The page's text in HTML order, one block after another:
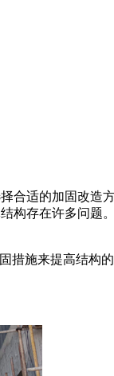
合适的加固改造
构存在许多问题
措施来提高结构